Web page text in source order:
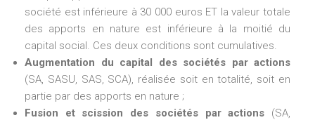
société est inférieure à 30 000 euros ET la valeur totale
des apports en nature est inférieure à la moitié du
capital social. Ces deux conditions sont cumulatives.
Augmentation du capital des sociétés par actions
(SA, SASU, SAS, SCA), réalisée soit en totalité, soit en
partie par des apports en nature ;
Fusion et scission des sociétés par actions (SA,